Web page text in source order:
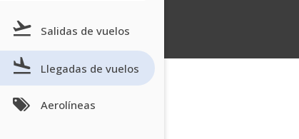
Salidas de vuelos
Llegadas de vuelos
Aerolíneas